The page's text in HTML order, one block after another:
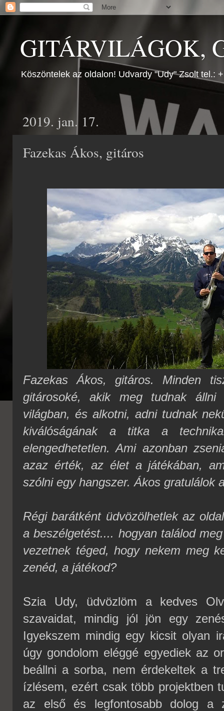
GITÁRVILÁGOK,
Köszöntelek az oldalon! Udvardy "Udy" Zsolt tel.:
2019. jan. 17.
Fazekas Ákos, gitáros
Fazekas Ákos, gitáros. Minden
gitárosoké, akik meg tudnak
világban, és alkotni, adni tudnak
kiválóságának a titka a
elengedhetetlen. Ami azonban
azaz érték, az élet a játékában,
szólni egy hangszer. Ákos gratulálok
Régi barátként üdvözölhetlek az
a beszélgetést.... hogyan találod
vezetnek téged, hogy nekem meg
zenéd, a játékod?
Szia Udy, üdvözlöm a kedves
szavaidat, mindig jól jön egy
Igyekszem mindig egy kicsit olyan
úgy gondolom eléggé egyediek az
beállni a sorba, nem érdekeltek a
ízlésem, ezért csak több projektben
az első és legfontosabb dolog a